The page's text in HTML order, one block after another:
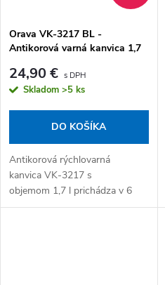
Orava VK-3217 BL -
Antikorová varná kanvica 1,7
24,90 €
Skladom >5 ks
DO KOŠÍKA
Antikorová rýchlovarná
kanvica VK-3217 s
objemom 1,7 l prichádza v 6
farebných prevedeniach – biela,